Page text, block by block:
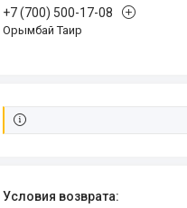
+7 (700) 500-17-08
Орымбай Таир